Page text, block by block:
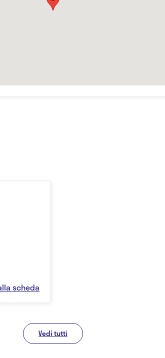
scheda
Vedi tutti